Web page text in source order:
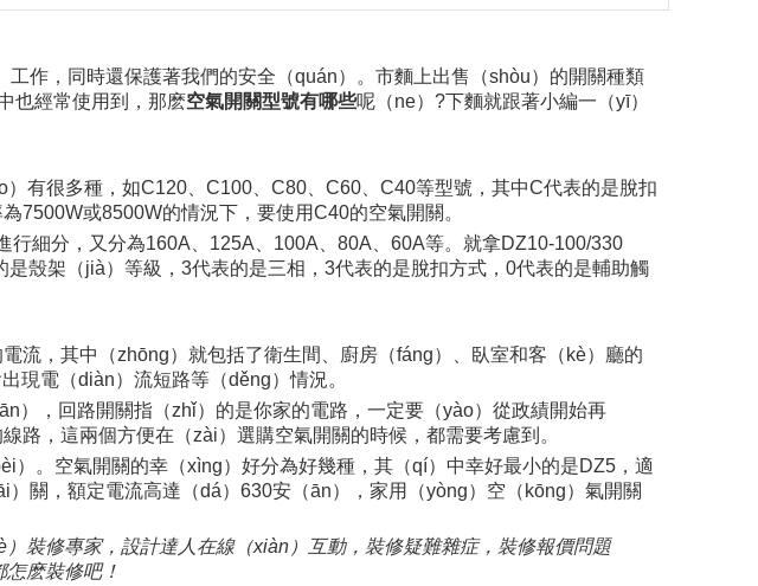
作，同時還保護著我們的安全（quán）。市麵上出售（shòu）的開關種類
也經常使用到，那麽空氣開關型號有哪些呢（ne）?下麵就跟著小編一（yī）
有很多種，如C120、C100、C80、C60、C40等型號，其中C代表的是脫扣
7500W或8500W的情況下，要使用C40的空氣開關。
細分，又分為160A、125A、100A、80A、60A等。就拿DZ10-100/330
殼架（jià）等級，3代表的是三相，3代表的是脫扣方式，0代表的是輔助觸
流，其中（zhōng）就包括了衛生間、廚房（fáng）、臥室和客（kè）廳的
現電（diàn）流短路等（děng）情況。
），回路開關指（zhǐ）的是你家的電路，一定要（yào）從政績開始再
路，這兩個方便在（zài）選購空氣開關的時候，都需要考慮到。
。空氣開關的幸（xìng）好分為好幾種，其（qí）中幸好最小的是DZ5，適
關，額定電流高達（dá）630安（ān），家用（yòng）空（kōng）氣開關
裝修專家，設計達人在線（xiàn）互動，裝修疑難雜症，裝修報價問題
麽裝修吧！